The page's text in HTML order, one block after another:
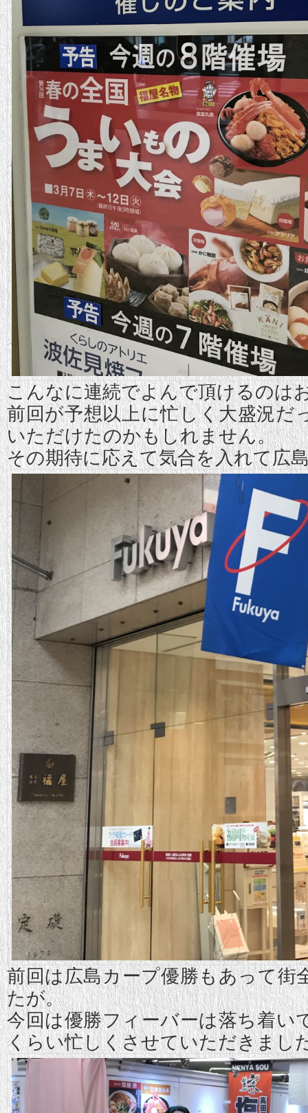
こんなに連続でよんで頂けるのは
前回が予想以上に忙しく大盛況だ
いただけたのかもしれません。
その期待に応えて気合を入れて広
前回は広島カープ優勝もあって街
たが。
今回は優勝フィーバーは落ち着い
くらい忙しくさせていただきまし